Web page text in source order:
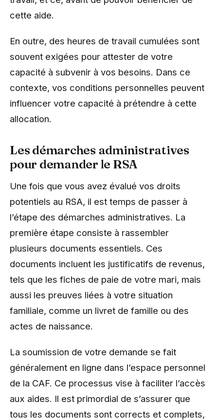
cette aide.
En outre, des heures de travail cumulées sont
souvent exigées pour attester de votre
capacité à subvenir à vos besoins. Dans ce
contexte, vos conditions personnelles peuvent
influencer votre capacité à prétendre à cette
allocation.
Les démarches administratives
pour demander le RSA
Une fois que vous avez évalué vos droits
potentiels au RSA, il est temps de passer à
l’étape des démarches administratives. La
première étape consiste à rassembler
plusieurs documents essentiels. Ces
documents incluent les justificatifs de revenus,
tels que les fiches de paie de votre mari, mais
aussi les preuves liées à votre situation
familiale, comme un livret de famille ou des
actes de naissance.
La soumission de votre demande se fait
généralement en ligne dans l’espace personnel
de la CAF. Ce processus vise à faciliter l’accès
aux aides. Il est primordial de s’assurer que
tous les documents sont corrects et complets,